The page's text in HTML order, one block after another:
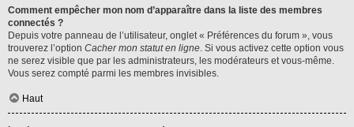
Comment empêcher mon nom d’apparaître dans la liste des membres
connectés ?
Depuis votre panneau de l’utilisateur, onglet « Préférences du forum », vous
trouverez l’option Cacher mon statut en ligne. Si vous activez cette option vous
ne serez visible que par les administrateurs, les modérateurs et vous-même.
Vous serez compté parmi les membres invisibles.
Haut